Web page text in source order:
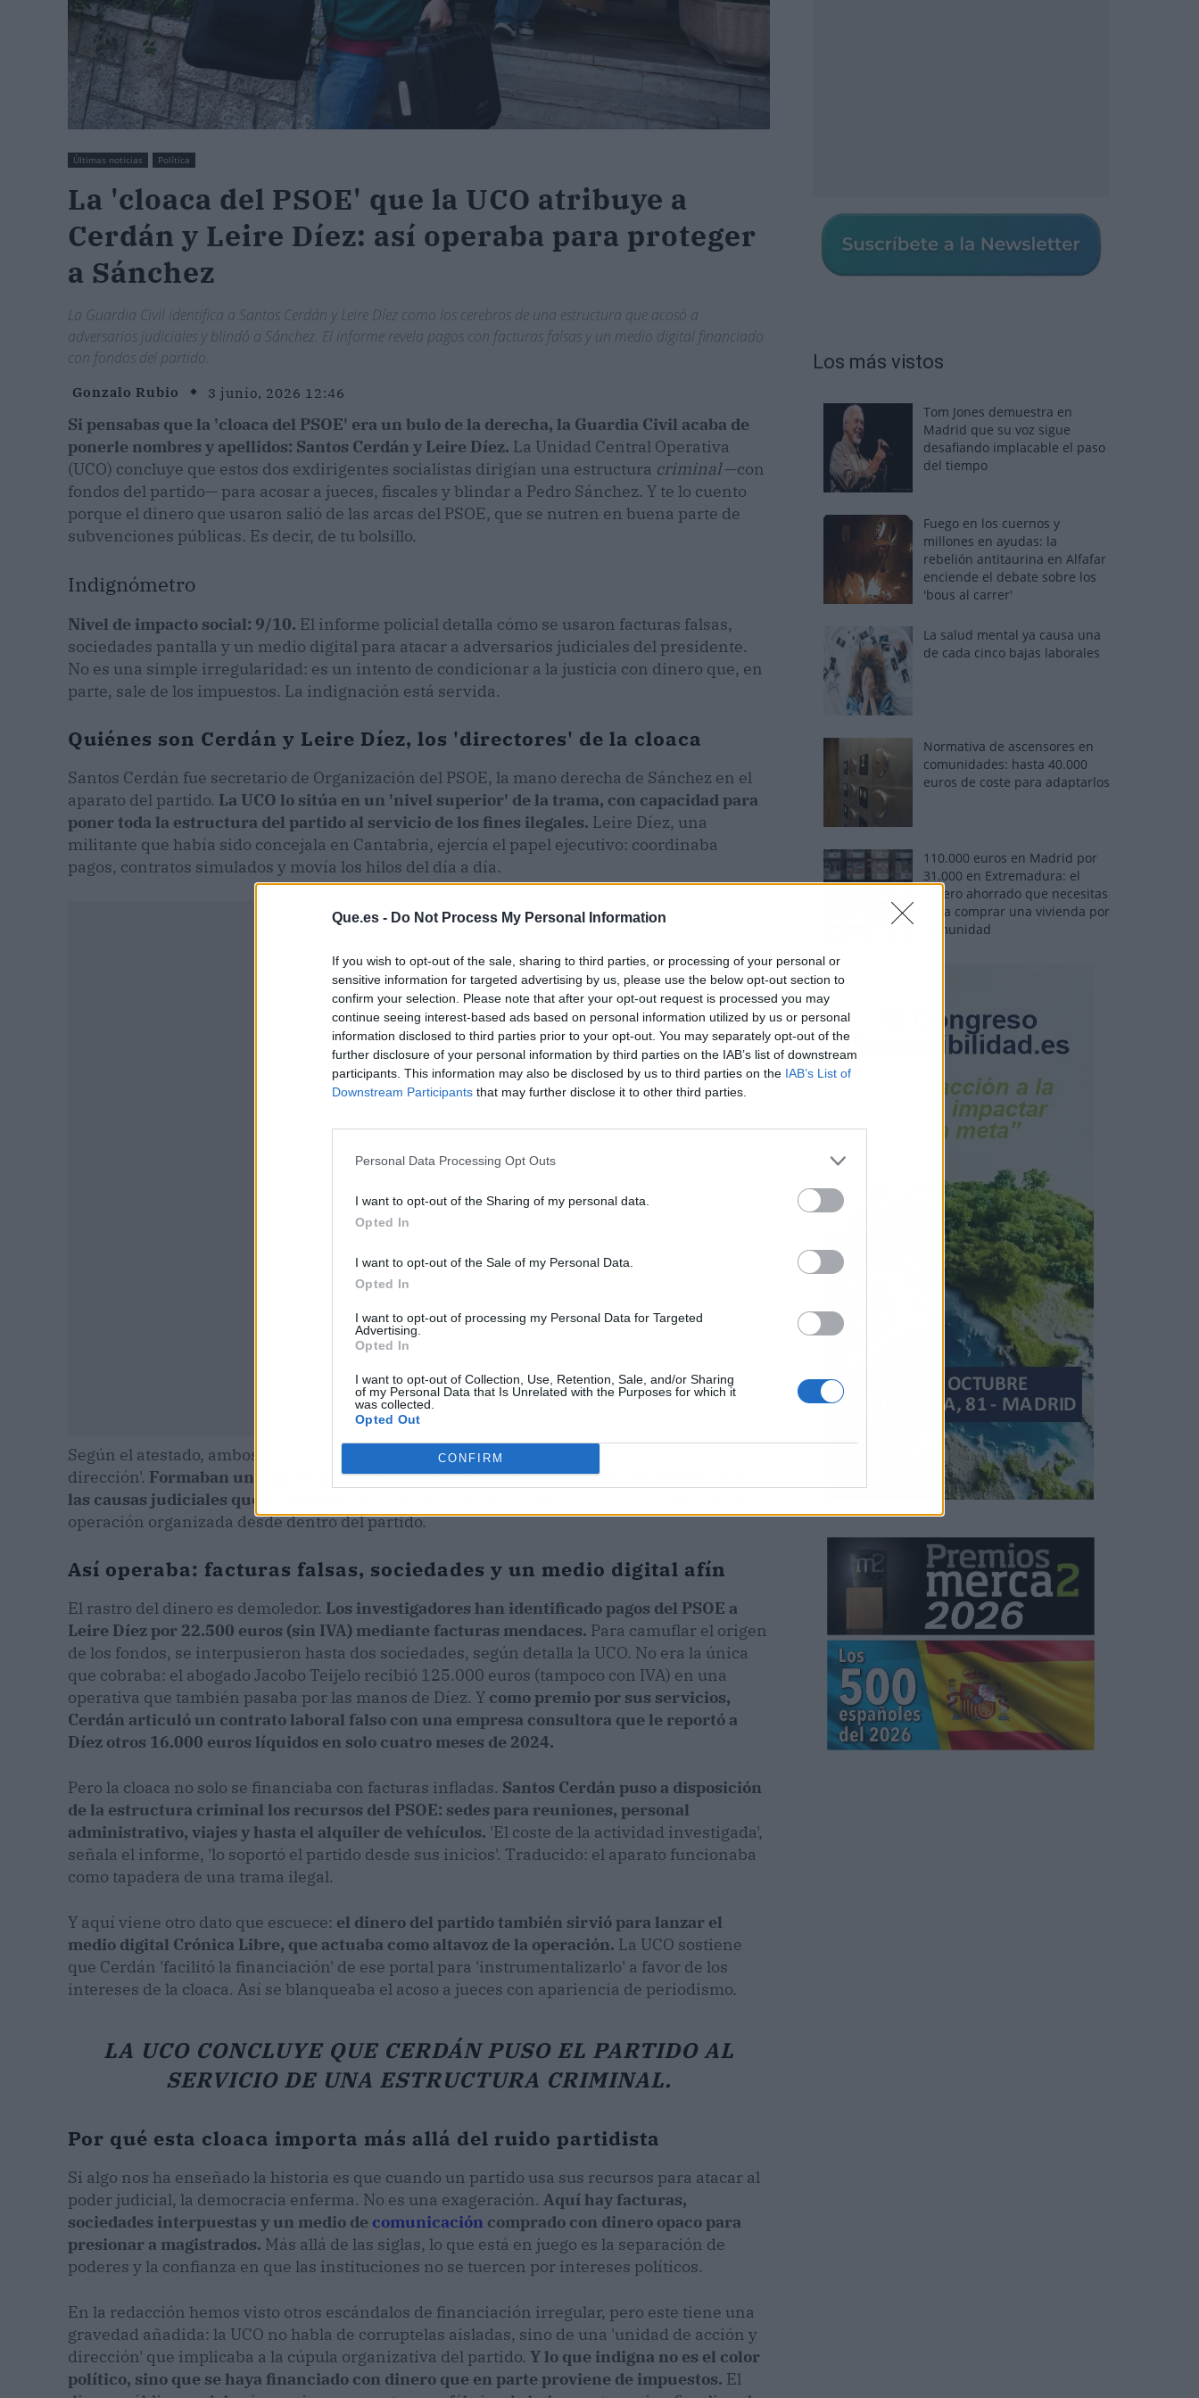
Que.es - Do Not Process My Personal Information
If you wish to opt-out of the sale, sharing to third parties, or processing of your personal or
sensitive information for targeted advertising by us, please use the below opt-out section to
confirm your selection. Please note that after your opt-out request is processed you may
continue seeing interest-based ads based on personal information utilized by us or personal
information disclosed to third parties prior to your opt-out. You may separately opt-out of the
further disclosure of your personal information by third parties on the IAB’s list of downstream
participants. This information may also be disclosed by us to third parties on the IAB’s List of
Downstream Participants that may further disclose it to other third parties.
Personal Data Processing Opt Outs
I want to opt-out of the Sharing of my personal data.
Opted In
I want to opt-out of the Sale of my Personal Data.
Opted In
I want to opt-out of processing my Personal Data for Targeted
Advertising.
Opted In
I want to opt-out of Collection, Use, Retention, Sale, and/or Sharing
of my Personal Data that Is Unrelated with the Purposes for which it
was collected.
Opted Out
CONFIRM
Últimas noticias Política
La 'cloaca del PSOE' que la UCO atribuye a
Cerdán y Leire Díez: así operaba para proteger
a Sánchez
La Guardia Civil identifica a Santos Cerdán y Leire Díez como los cerebros de una estructura que acosó a
adversarios judiciales y blindó a Sánchez. El informe revela pagos con facturas falsas y un medio digital financiado
con fondos del partido.
Gonzalo Rubio 3 junio, 2026 12:46
Si pensabas que la 'cloaca del PSOE' era un bulo de la derecha, la Guardia Civil acaba de
ponerle nombres y apellidos: Santos Cerdán y Leire Díez. La Unidad Central Operativa
(UCO) concluye que estos dos exdirigentes socialistas dirigían una estructura criminal—con
fondos del partido— para acosar a jueces, fiscales y blindar a Pedro Sánchez. Y te lo cuento
porque el dinero que usaron salió de las arcas del PSOE, que se nutren en buena parte de
subvenciones públicas. Es decir, de tu bolsillo.
Indignómetro
Nivel de impacto social: 9/10. El informe policial detalla cómo se usaron facturas falsas,
sociedades pantalla y un medio digital para atacar a adversarios judiciales del presidente.
No es una simple irregularidad: es un intento de condicionar a la justicia con dinero que, en
parte, sale de los impuestos. La indignación está servida.
Quiénes son Cerdán y Leire Díez, los 'directores' de la cloaca
Santos Cerdán fue secretario de Organización del PSOE, la mano derecha de Sánchez en el
aparato del partido. La UCO lo sitúa en un 'nivel superior' de la trama, con capacidad para
poner toda la estructura del partido al servicio de los fines ilegales. Leire Díez, una
militante que había sido concejala en Cantabria, ejercía el papel ejecutivo: coordinaba
pagos, contratos simulados y movía los hilos del día a día.
Publicidad
Según el atestado, ambos actuaban 'de manera conjunta' y con 'unidad de acción y
dirección'. Formaban un engranaje pensado para proteger al presidente del
las causas judiciales que le rozaban.
operación organizada desde dentro del partido.
Así operaba: facturas falsas, sociedades y un medio digital afín
El rastro del dinero es demoledor. Los investigadores han identificado pagos del PSOE a
Leire Díez por 22.500 euros (sin IVA) mediante facturas mendaces. Para camuflar el origen
de los fondos, se interpusieron hasta dos sociedades, según detalla la UCO. No era la única
que cobraba: el abogado Jacobo Teijelo recibió 125.000 euros (tampoco con IVA) en una
operativa que también pasaba por las manos de Díez. Y como premio por sus servicios,
Cerdán articuló un contrato laboral falso con una empresa consultora que le reportó a
Díez otros 16.000 euros líquidos en solo cuatro meses de 2024.
Pero la cloaca no solo se financiaba con facturas infladas. Santos Cerdán puso a disposición
de la estructura criminal los recursos del PSOE: sedes para reuniones, personal
administrativo, viajes y hasta el alquiler de vehículos. 'El coste de la actividad investigada',
señala el informe, 'lo soportó el partido desde sus inicios'. Traducido: el aparato funcionaba
como tapadera de una trama ilegal.
Y aquí viene otro dato que escuece: el dinero del partido también sirvió para lanzar el
medio digital Crónica Libre, que actuaba como altavoz de la operación. La UCO sostiene
que Cerdán 'facilitó la financiación' de ese portal para 'instrumentalizarlo' a favor de los
intereses de la cloaca. Así se blanqueaba el acoso a jueces con apariencia de periodismo.
LA UCO CONCLUYE QUE CERDÁN PUSO EL PARTIDO AL
SERVICIO DE UNA ESTRUCTURA CRIMINAL.
Por qué esta cloaca importa más allá del ruido partidista
Si algo nos ha enseñado la historia es que cuando un partido usa sus recursos para atacar al
poder judicial, la democracia enferma. No es una exageración. Aquí hay facturas,
sociedades interpuestas y un medio de comunicación comprado con dinero opaco para
presionar a magistrados. Más allá de las siglas, lo que está en juego es la separación de
poderes y la confianza en que las instituciones no se tuercen por intereses políticos.
En la redacción hemos visto otros escándalos de financiación irregular, pero este tiene una
gravedad añadida: la UCO no habla de corruptelas aisladas, sino de una 'unidad de acción y
dirección' que implicaba a la cúpula organizativa del partido. Y lo que indigna no es el color
político, sino que se haya financiado con dinero que en parte proviene de impuestos. El
Los más vistos
Tom Jones demuestra en
Madrid que su voz sigue
desafiando implacable el paso
del tiempo
Fuego en los cuernos y
millones en ayudas: la
rebelión antitaurina en Alfafar
enciende el debate sobre los
'bous al carrer'
La salud mental ya causa una
de cada cinco bajas laborales
Normativa de ascensores en
comunidades: hasta 40.000
euros de coste para adaptarlos
110.000 euros en Madrid por
31.000 en Extremadura: el
dinero ahorrado que necesitas
para comprar una vivienda por
comunidad